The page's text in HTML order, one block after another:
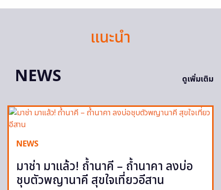
แนะนำ
NEWS
ดูเพิ่มเติม
NEWS
มาช่า มาแล้ว! ถ้ำนาคี – ถ้ำนาคา ลงบ่อ
ชุบตัวพญานาคี สุขใจเที่ยวอีสาน